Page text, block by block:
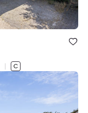
Bolig er
under dine
|